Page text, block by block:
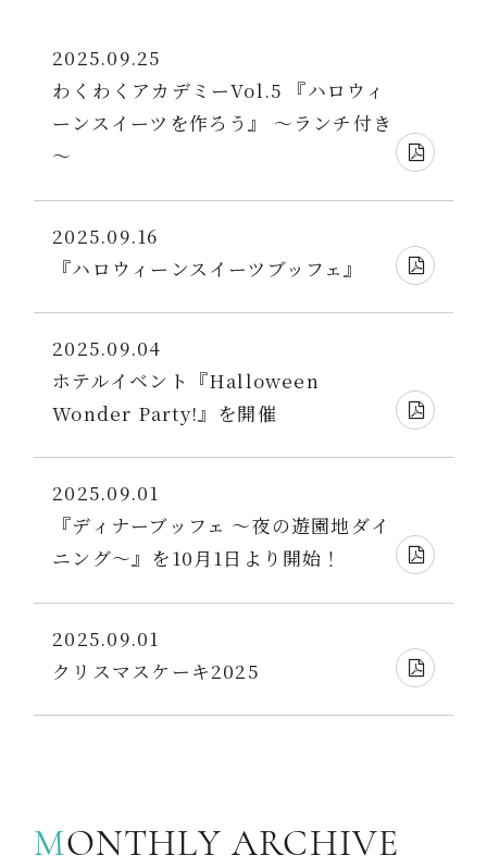
2025.09.25
わくわくアカデミーVol.5 『ハロウィ
ーンスイーツを作ろう』 ～ランチ付き
～
2025.09.16
『ハロウィーンスイーツブッフェ』
2025.09.04
ホテルイベント『Halloween
Wonder Party!』を開催
2025.09.01
『ディナーブッフェ ～夜の遊園地ダイ
ニング～』を10月1日より開始！
2025.09.01
クリスマスケーキ2025
MONTHLY ARCHIVE